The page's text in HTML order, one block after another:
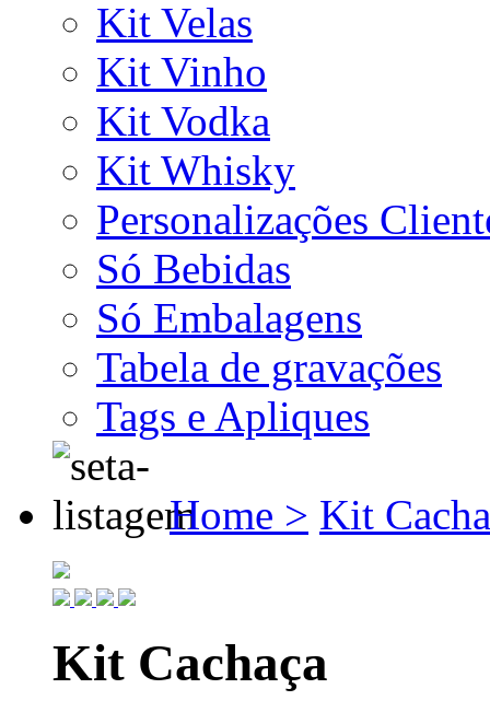
Kit Velas
Kit Vinho
Kit Vodka
Kit Whisky
Personalizações
Só Bebidas
Só Embalagens
Tabela de gravações
Tags e Apliques
Home > Kit
Kit Cachaça